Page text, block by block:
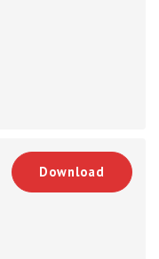
Download